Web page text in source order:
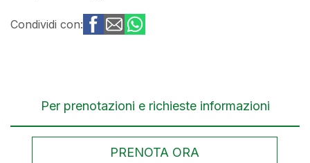
Condividi con:
Per prenotazioni e richieste informazioni
PRENOTA ORA